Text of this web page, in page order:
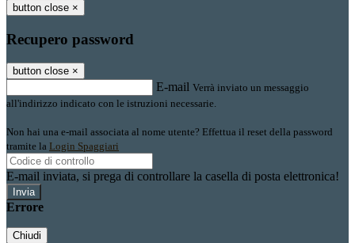
button close ×
Recupero password
button close ×
E-mail Verrà inviato un messaggio
all'indirizzo indicato con le istruzioni necessarie.
Non hai una e-mail associata al nome utente? Effettua il reset della password
tramite la Login Spaggiari
E-mail inviata, si prega di controllare la casella di posta elettronica!
Errore
Chiudi